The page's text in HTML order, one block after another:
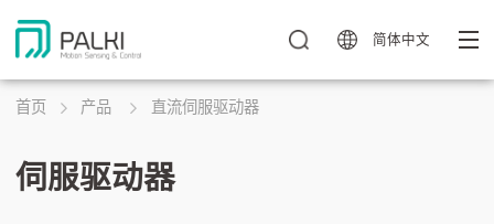
简体中文
首页 产品 直流伺服驱动器
伺服驱动器